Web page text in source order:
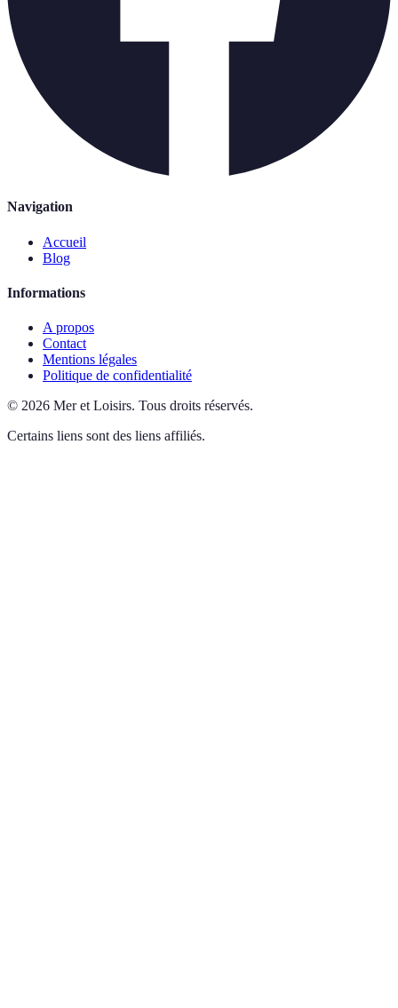
Navigation
Accueil
Blog
Informations
A propos
Contact
Mentions légales
Politique de confidentialité
© 2026 Mer et Loisirs. Tous droits réservés.
Certains liens sont des liens affiliés.